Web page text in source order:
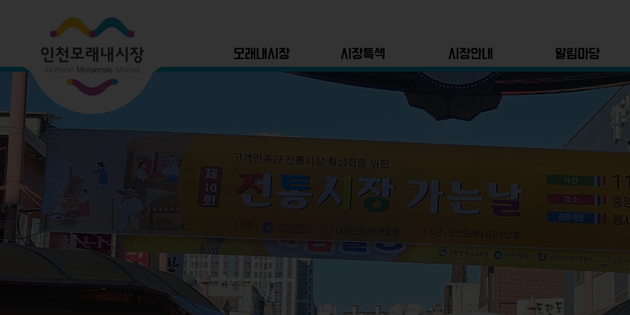
모래내시장 시장특색 시장안내 알림마당